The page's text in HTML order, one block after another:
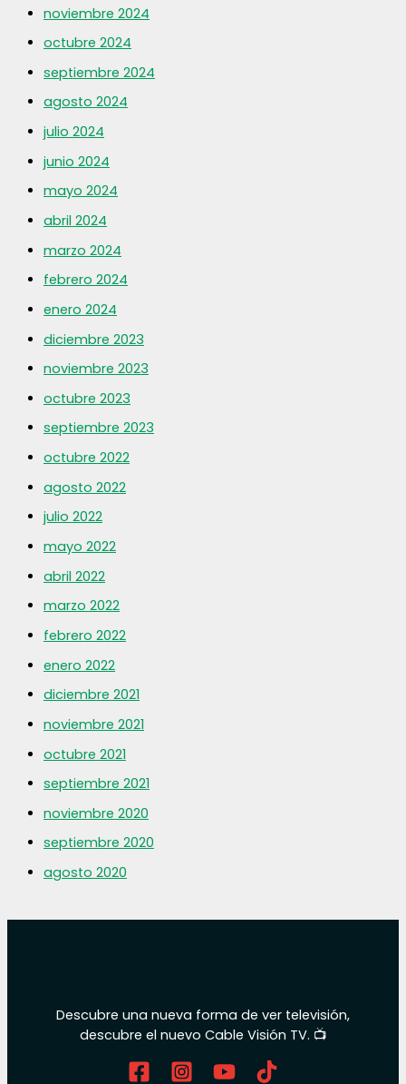
noviembre 2024
octubre 2024
septiembre 2024
agosto 2024
julio 2024
junio 2024
mayo 2024
abril 2024
marzo 2024
febrero 2024
enero 2024
diciembre 2023
noviembre 2023
octubre 2023
septiembre 2023
octubre 2022
agosto 2022
julio 2022
mayo 2022
abril 2022
marzo 2022
febrero 2022
enero 2022
diciembre 2021
noviembre 2021
octubre 2021
septiembre 2021
noviembre 2020
septiembre 2020
agosto 2020
Descubre una nueva forma de ver televisión,
descubre el nuevo Cable Visión TV. 📺